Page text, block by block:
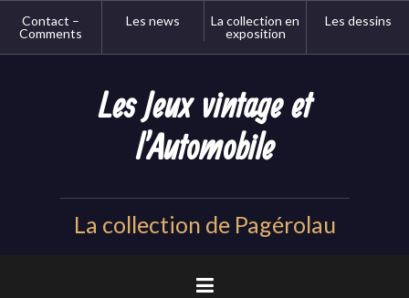
Contact –
Comments
Les news
La collection en
exposition
Les dessins
Les Jeux vintage et
l'Automobile
La collection de Pagérolau